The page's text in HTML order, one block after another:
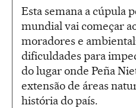
Esta semana a cúpula
mundial vai começar
moradores e
dificuldades para
do lugar onde Peña
extensão de áreas
história do país.